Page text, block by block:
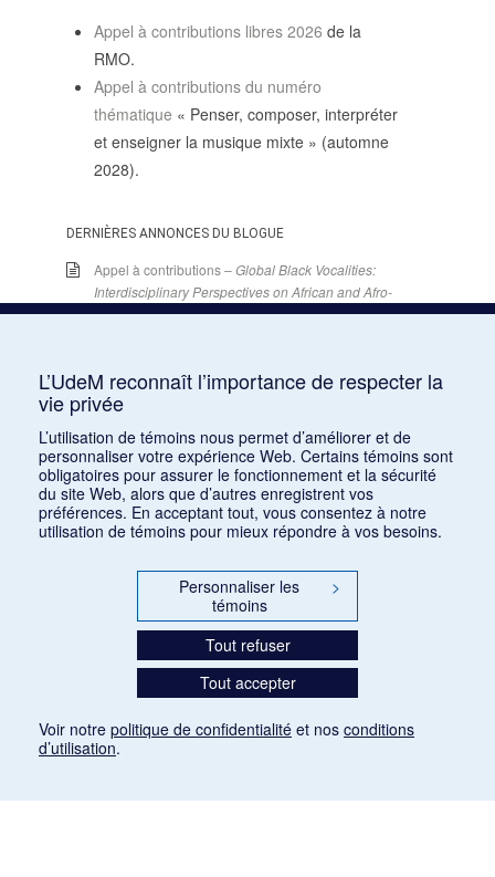
Appel à contributions libres 2026 de la
RMO.
Appel à contributions du numéro
thématique « Penser, composer, interpréter
et enseigner la musique mixte » (automne
2028).
DERNIÈRES ANNONCES DU BLOGUE
Appel à contributions –Global Black Vocalities:
Interdisciplinary Perspectives on African and Afro-
descendant Expressive Cultures– 15 décembre
Appel de conférences – « Expressions sonores de
la violence et transformations technologiques
dans le cinéma européen, des années 1970 à la
transition numérique » – 30 septembre 2026
15 juin 2026
Appel de conférences – « Les rencontres de
musicologie médiévalle » – 30 juin 2026
LES CARNETS DE LA RMO
INFOLETTRE – ARCHIVES
L’UdeM reconnaît l’importance de respecter la
vie privée
L’utilisation de témoins nous permet d’améliorer et de
personnaliser votre expérience Web. Certains témoins sont
obligatoires pour assurer le fonctionnement et la sécurité
du site Web, alors que d’autres enregistrent vos
préférences. En acceptant tout, vous consentez à notre
utilisation de témoins pour mieux répondre à vos besoins.
Personnaliser les
témoins
>
Tout refuser
Tout accepter
Voir notre politique de confidentialité et nos conditions
d’utilisation.